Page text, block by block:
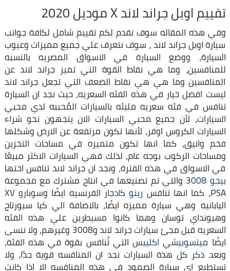
تقييم اوبل جراند لاند X موديل 2020
وفي هذه المقاله سوف نقدم لكم تقييم شامل لكافة جوانب
سيارة اوبل جراند لاند ، سوف نتعرف علي جميع مميزات وعيوب
السيارة، ووضع السيارة في الاسواق المصريه بالنسبه
للمنافسين، وما هي نقاط القوة التي تميز جراند لاند عن
المنافسين وما هي هي نقاط الضعف التي تجعل جراند لاند
ليست افضل خيار في هذه الفئه السعريه، حيث نجد ان السيارة
تنافس في فئه سعريه مليئه بالسيارات المُحببه لدي محبي
السيارات، لأن جميع محبي السيارات الان يتجهون نحو شراء
السيارات الكروس اوفر، لأنها تكون مرتفعة عن الارض وشكلها
فخم وانيق، كما انها تكون متميزه في مساحات التخزين
ومساحات الركوب بوجه عام، لذلك فهي السيارات الاكثر مبيعًا
في الاسواق في هذه الفترة، ونجد ان جراند لاند تنافس اختها
بيجو 3008 والتي تم تصنيعها في انتاج مشترك مع مجموعة
PSA، كما انها تنافس رينو كادجارالفرنسيه ايضًا وسوبارو XV
اليابانيه وهي سيارة مميزه ايضًا، بالاضافة الي كيا سبورتاج
وهيونداي توسان وهما كانوا مسيطرين علي هذه الفئه
السعريه قبل مجئ سيارات جراند لاند و3008 وغيرهم، ولا ننسى
ايضًا ميتسوبيشي اكليبس التي تُنافس بقوة في هذه الفئة،
وبعد ذكر كل هذة السيارات نجد ان المنافسه قوية جدًا، ولا
تستطيع اي سيارة الصمود في هذه المنافسه الا اذا كانت